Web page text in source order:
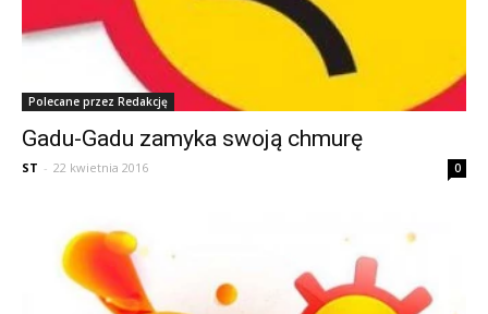
Polecane przez Redakcję
Gadu-Gadu zamyka swoją chmurę
ST - 22 kwietnia 2016 0